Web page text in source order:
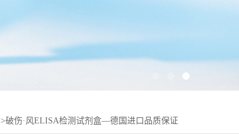
>破伤·风ELISA检测试剂盒—德国进口品质保证